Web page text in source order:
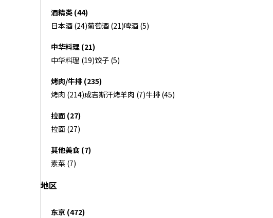
酒精类 (44)
日本酒 (24)葡萄酒 (21)啤酒 (5)
中华料理 (21)
中华料理 (19)饺子 (5)
烤肉/牛排 (235)
烤肉 (214)成吉斯汗烤羊肉 (7)牛排 (45)
拉面 (27)
拉面 (27)
其他美食 (7)
素菜 (7)
地区
东京 (472)